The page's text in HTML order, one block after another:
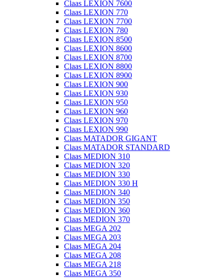
Claas LEXION 7600
Claas LEXION 770
Claas LEXION 7700
Claas LEXION 780
Claas LEXION 8500
Claas LEXION 8600
Claas LEXION 8700
Claas LEXION 8800
Claas LEXION 8900
Claas LEXION 900
Claas LEXION 930
Claas LEXION 950
Claas LEXION 960
Claas LEXION 970
Claas LEXION 990
Claas MATADOR GIGANT
Claas MATADOR STANDARD
Claas MEDION 310
Claas MEDION 320
Claas MEDION 330
Claas MEDION 330 H
Claas MEDION 340
Claas MEDION 350
Claas MEDION 360
Claas MEDION 370
Claas MEGA 202
Claas MEGA 203
Claas MEGA 204
Claas MEGA 208
Claas MEGA 218
Claas MEGA 350